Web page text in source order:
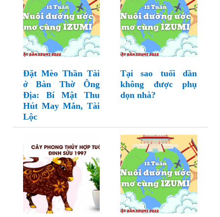
Đặt Mèo Thần Tài
ở Bàn Thờ Ông
Địa: Bí Mật Thu
Hút May Mắn, Tài
Lộc
Tại sao tuổi dần
không được phụ
dọn nhà?